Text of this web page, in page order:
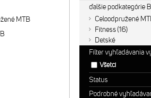
ďalšie podkategórie
Celoodpružené
Fitness 16
Detské
Filter vyhľadávania
Všetci
Status
Podrobné
MTB